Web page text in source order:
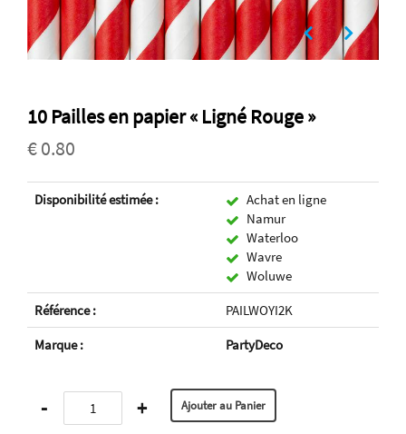
10 Pailles en papier « Ligné Rouge »
€ 0.80
Disponibilité estimée :
Achat en ligne
Namur
Waterloo
Wavre
Woluwe
Référence :
PAILWOYI2K
Marque :
PartyDeco
- +